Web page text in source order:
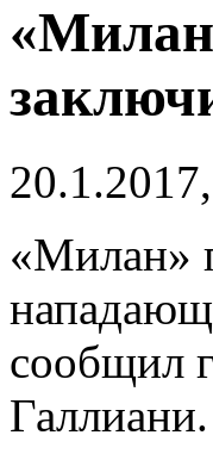
«Милан»
сообщил
Галлиани.